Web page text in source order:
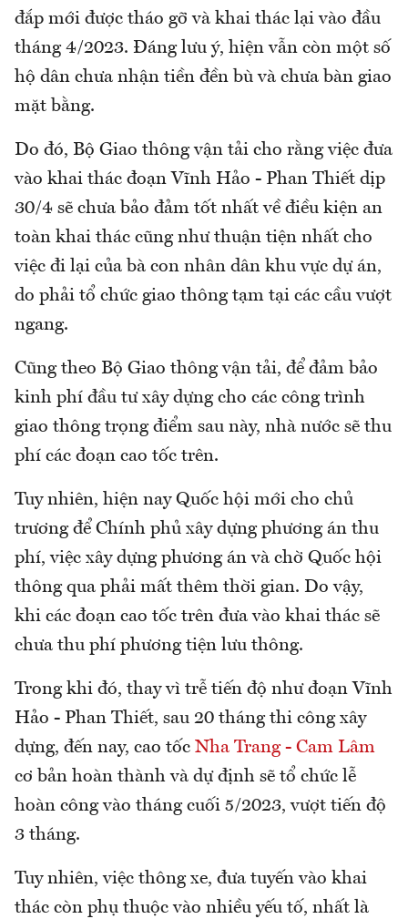
đắp mới được tháo gỡ và khai thác lại vào đầu
tháng 4/2023. Đáng lưu ý, hiện vẫn còn một số
hộ dân chưa nhận tiền đền bù và chưa bàn giao
mặt bằng.
Do đó, Bộ Giao thông vận tải cho rằng việc đưa
vào khai thác đoạn Vĩnh Hảo - Phan Thiết dịp
30/4 sẽ chưa bảo đảm tốt nhất về điều kiện an
toàn khai thác cũng như thuận tiện nhất cho
việc đi lại của bà con nhân dân khu vực dự án,
do phải tổ chức giao thông tạm tại các cầu vượt
ngang.
Cũng theo Bộ Giao thông vận tải, để đảm bảo
kinh phí đầu tư xây dựng cho các công trình
giao thông trọng điểm sau này, nhà nước sẽ thu
phí các đoạn cao tốc trên.
Tuy nhiên, hiện nay Quốc hội mới cho chủ
trương để Chính phủ xây dựng phương án thu
phí, việc xây dựng phương án và chờ Quốc hội
thông qua phải mất thêm thời gian. Do vậy,
khi các đoạn cao tốc trên đưa vào khai thác sẽ
chưa thu phí phương tiện lưu thông.
Trong khi đó, thay vì trễ tiến độ như đoạn Vĩnh
Hảo - Phan Thiết, sau 20 tháng thi công xây
dựng, đến nay, cao tốc Nha Trang - Cam Lâm
cơ bản hoàn thành và dự định sẽ tổ chức lễ
hoàn công vào tháng cuối 5/2023, vượt tiến độ
3 tháng.
Tuy nhiên, việc thông xe, đưa tuyến vào khai
thác còn phụ thuộc vào nhiều yếu tố, nhất là